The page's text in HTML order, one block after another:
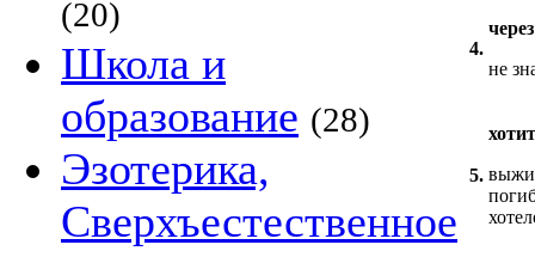
(20)
Школа и
образование (28)
Эзотерика,
Сверхъестественное
4.
не
5.